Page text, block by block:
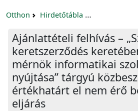
Otthon Hirdetőtábla
Ajánlattételi felhívás –
keretszerződés
mérnök informatikai
nyújtása” tárgyú
értékhatárt el nem érő
eljárás